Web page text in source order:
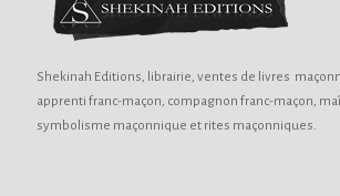
Shekinah Editions, librairie, ventes de livres
apprenti franc-maçon, compagnon franc-maçon,
symbolisme maçonnique et rites maçonniques.